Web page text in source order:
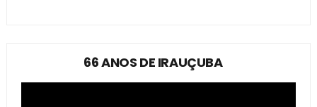
66 ANOS DE IRAUÇUBA